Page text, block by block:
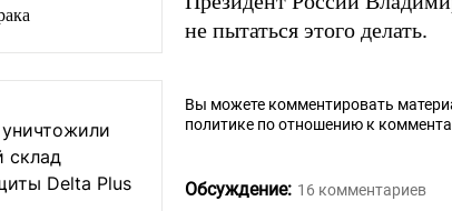
склад
Delta Plus
не пытаться этого делать.
Вы можете комментировать
политике по отношению к
Обсуждение: 16 комментариев